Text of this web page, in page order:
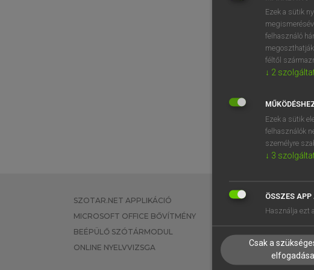
SZOTAR.NET APPLIKÁCIÓ
MICROSOFT OFFICE BŐVÍTMÉNY
BEÉPÜLŐ SZÓTÁRMODUL
ONLINE NYELVVIZSGA
EGYÉNI
TANULÓKNAK
VÁLLALATI
Ezek a sütik
felhasználó
féltől
↓ 2
Ezek a sütik
felhasználók
személyre
↓ 3
ÖSSZES
Használja ezt
Csak a
elfogadása